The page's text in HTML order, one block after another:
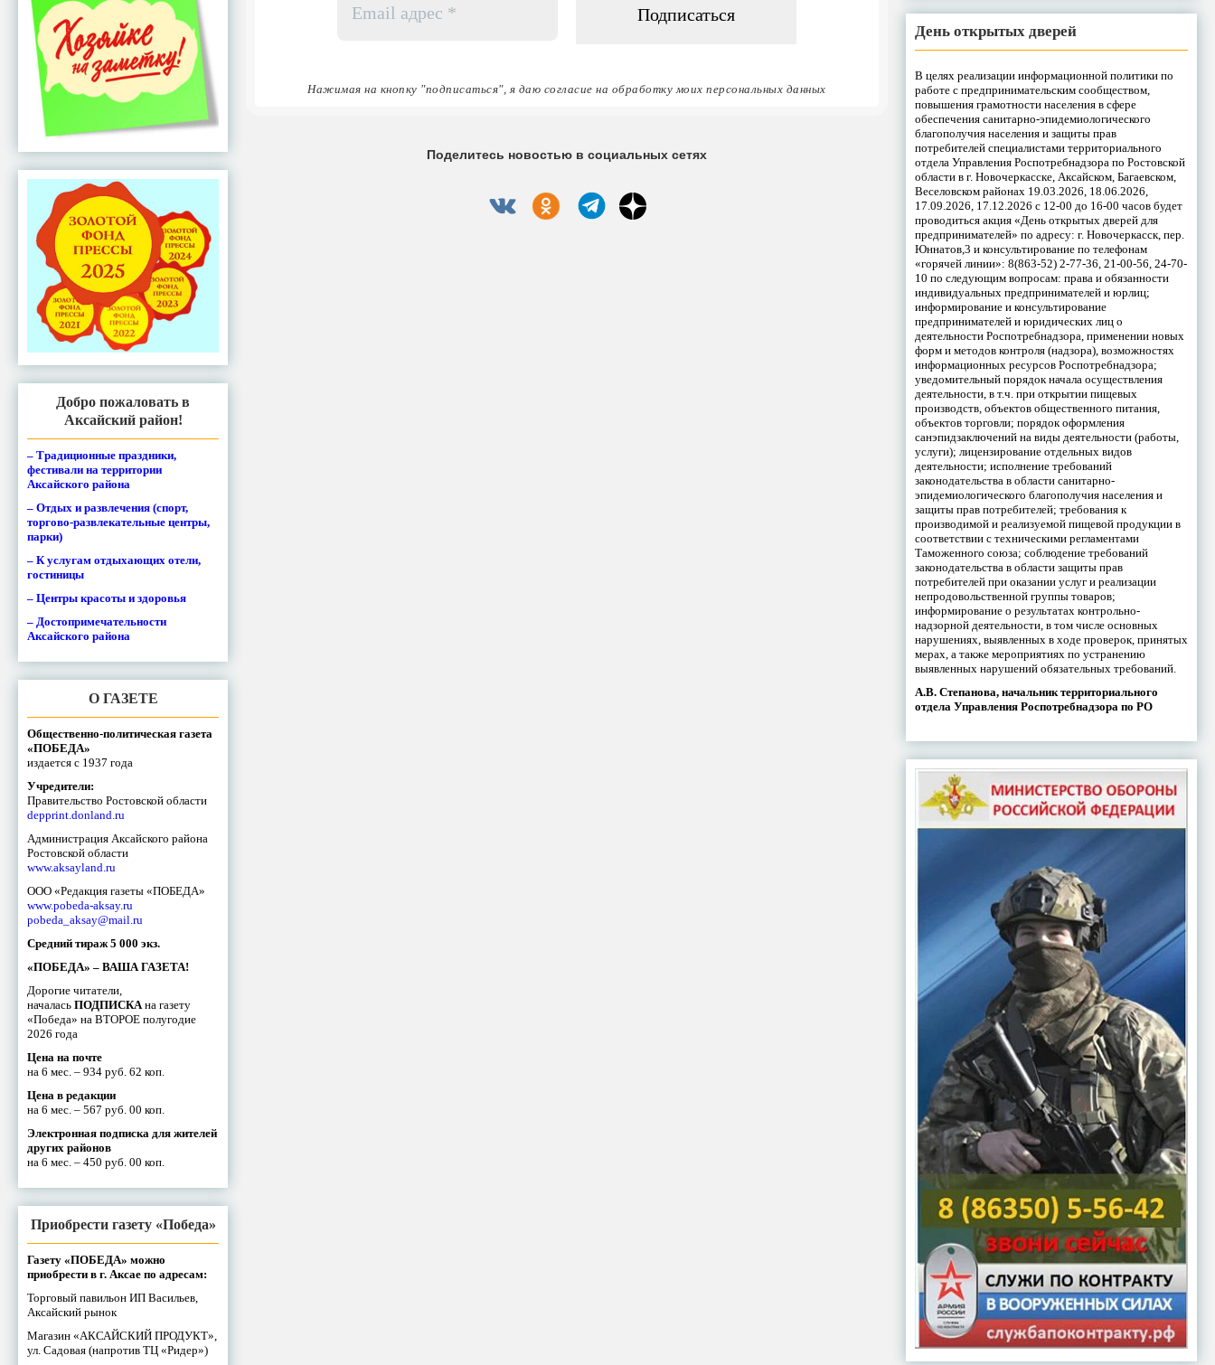
Добро пожаловать в
Аксайский район!
– Традиционные праздники,
фестивали на территории
Аксайского района
– Отдых и развлечения (спорт,
торгово-развлекательные центры,
парки)
– К услугам отдыхающих отели,
гостиницы
– Центры красоты и здоровья
– Достопримечательности
Аксайского района
О ГАЗЕТЕ
Общественно-политическая газета
«ПОБЕДА»
издается с 1937 года
Учредители:
Правительство Ростовской области
depprint.donland.ru
Администрация Аксайского района
Ростовской области
www.aksayland.ru
ООО «Редакция газеты «ПОБЕДА»
www.pobeda-aksay.ru
pobeda_aksay@mail.ru
Средний тираж 5 000 экз.
«ПОБЕДА» – ВАША ГАЗЕТА!
Дорогие читатели,
началась ПОДПИСКА на газету
«Победа» на ВТОРОЕ полугодие
2026 года
Цена на почте
на 6 мес. – 934 руб. 62 коп.
Цена в редакции
на 6 мес. – 567 руб. 00 коп.
Электронная подписка для жителей
других районов
на 6 мес. – 450 руб. 00 коп.
Приобрести газету «Победа»
Газету «ПОБЕДА» можно
приобрести в г. Аксае по адресам:
Торговый павильон ИП Васильев,
Аксайский рынок
Магазин «АКСАЙСКИЙ ПРОДУКТ»,
ул. Садовая (напротив ТЦ «Ридер»)
адрес
Нажимая на кнопку "подписаться", я даю согласие на обработку моих персональных данных
Поделитесь новостью в социальных сетях
День открытых дверей
В целях реализации информационной политики по
работе с предпринимательским сообществом,
повышения грамотности населения в сфере
обеспечения санитарно-эпидемиологического
благополучия населения и защиты прав
потребителей специалистами территориального
отдела Управления Роспотребнадзора по Ростовской
области в г. Новочеркасске, Аксайском, Багаевском,
Веселовском районах 19.03.2026, 18.06.2026,
17.09.2026, 17.12.2026 с 12-00 до 16-00 часов будет
проводиться акция «День открытых дверей для
предпринимателей» по адресу: г. Новочеркасск, пер.
Юннатов,3 и консультирование по телефонам
«горячей линии»: 8(863-52) 2-77-36, 21-00-56, 24-70-
10 по следующим вопросам: права и обязанности
индивидуальных предпринимателей и юрлиц;
информирование и консультирование
предпринимателей и юридических лиц о
деятельности Роспотребнадзора, применении новых
форм и методов контроля (надзора), возможностях
информационных ресурсов Роспотребнадзора;
уведомительный порядок начала осуществления
деятельности, в т.ч. при открытии пищевых
производств, объектов общественного питания,
объектов торговли; порядок оформления
санэпидзаключений на виды деятельности (работы,
услуги); лицензирование отдельных видов
деятельности; исполнение требований
законодательства в области санитарно-
эпидемиологического благополучия населения и
защиты прав потребителей; требования к
производимой и реализуемой пищевой продукции в
соответствии с техническими регламентами
Таможенного союза; соблюдение требований
законодательства в области защиты прав
потребителей при оказании услуг и реализации
непродовольственной группы товаров;
информирование о результатах контрольно-
надзорной деятельности, в том числе основных
нарушениях, выявленных в ходе проверок, принятых
мерах, а также мероприятиях по устранению
выявленных нарушений обязательных требований.
А.В. Степанова, начальник территориального
отдела Управления Роспотребнадзора по РО